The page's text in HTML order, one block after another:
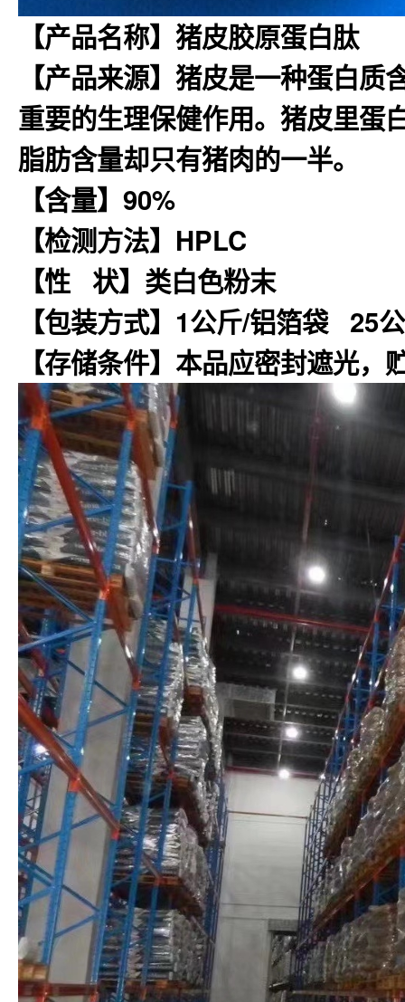
【产品名称】猪皮胶原蛋白肽
【产品来源】猪皮是一种蛋白
重要的生理保健作用。猪皮里蛋
脂肪含量却只有猪肉的一半。
【含量】90%
【检测方法】HPLC
【性 状】类白色粉末
【包装方式】1公斤/铝箔袋 25
【存储条件】本品应密封遮光